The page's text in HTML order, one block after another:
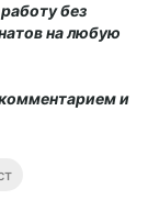
без
на любую
и